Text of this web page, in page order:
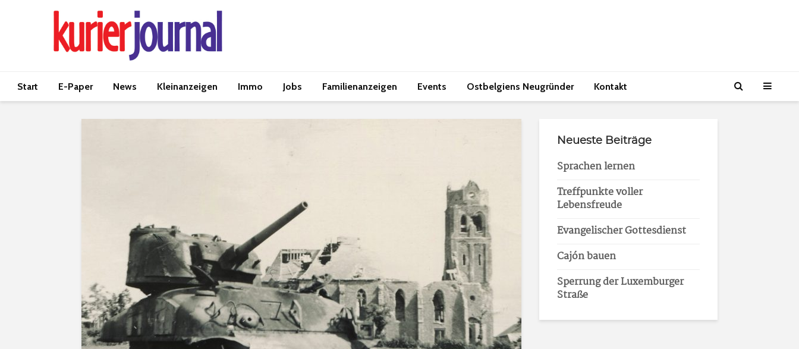
Start E-Paper News Kleinanzeigen Immo Jobs Familienanzeigen Events Ostbelgiens Neugründer Kontakt
Neueste Beiträge
Sprachen lernen
Treffpunkte voller
Lebensfreude
Evangelischer Gottesdienst
Cajón bauen
Sperrung der Luxemburger
Straße